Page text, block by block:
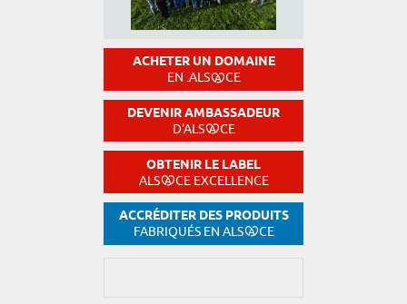
ACHETER UN DOMAINE
EN .ALS CE
DEVENIR AMBASSADEUR
D'ALS CE
OBTENIR LE LABEL
ALS CE EXCELLENCE
ACCRÉDITER DES PRODUITS
FABRIQUÉS EN ALS CE